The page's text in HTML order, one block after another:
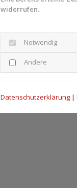
widerrufen.
Notwendig
Andere
Datenschutzerklärung |